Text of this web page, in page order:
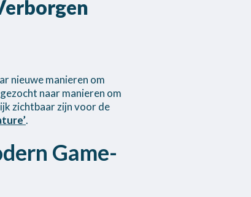
nieuwe manieren om
naar manieren om
zichtbaar zijn voor de
.
Game-